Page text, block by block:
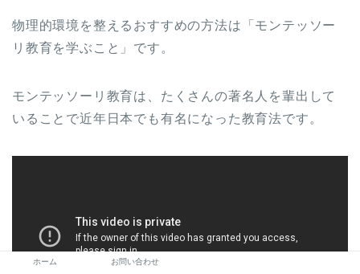
物理的環境を整えるおすすめの方法は「モンテッソー
リ教育を学ぶこと」です。
モンテッソーリ教育は、たくさんの著名人を輩出して
いることで近年日本でも有名になった教育法です。
ホーム お問い合わせ